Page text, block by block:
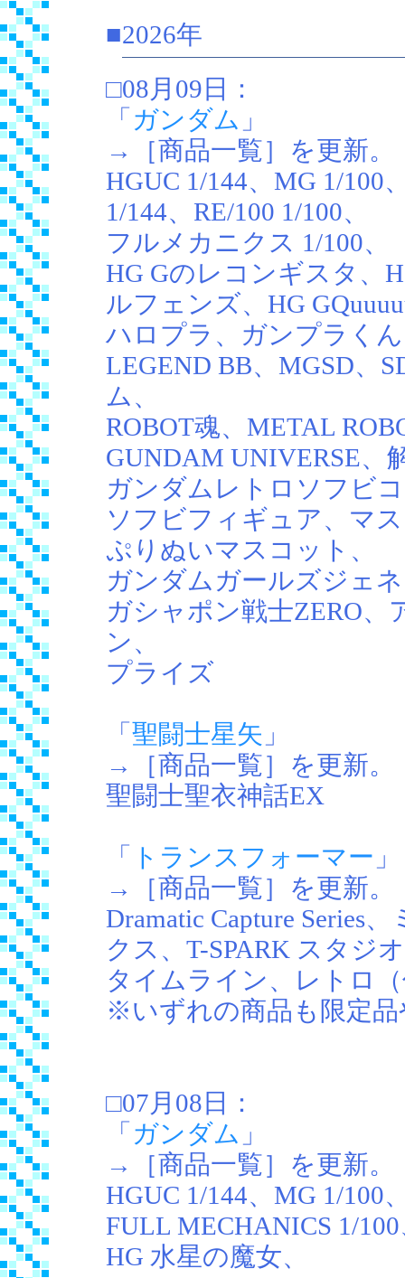
■2026年
□08月09日：
「 ガンダム 」
→［商品一覧］を更新。
HGUC 1/144、MG 1/100
1/144、RE/100 1/100、
フルメカニクス 1/100、
HG Gのレコンギスタ、
ルフェンズ、HG
ハロプラ、ガンプラく
LEGEND BB、MGSD、
ム、
ROBOT魂、METAL
GUNDAM UNIVERSE、
ガンダムレトロソフビ
ソフビフィギュア、マ
ぷりぬいマスコット、
ガンダムガールズジェ
ガシャポン戦士ZERO
ン、
プライズ
「 聖闘士星矢 」
→［商品一覧］を更新。
聖闘士聖衣神話EX
「 トランスフォーマー 」
→［商品一覧］を更新。
Dramatic Capture Series
クス、T-SPARK スタジ
タイムライン、レトロ
※いずれの商品も限定品
□07月08日：
「 ガンダム 」
→［商品一覧］を更新。
HGUC 1/144、MG 1/100
FULL MECHANICS 1/
HG 水星の魔女、